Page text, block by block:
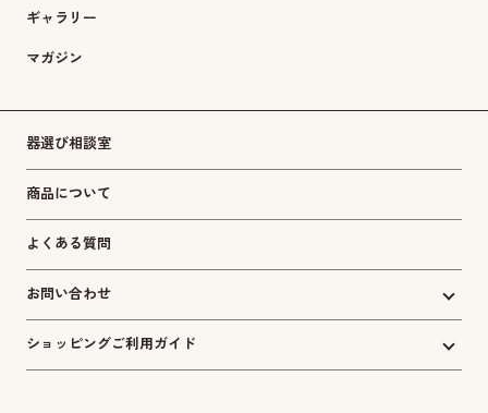
ギャラリー
マガジン
器選び相談室
商品について
よくある質問
お問い合わせ
ショッピングご利用ガイド